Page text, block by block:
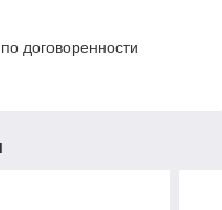
договоренности